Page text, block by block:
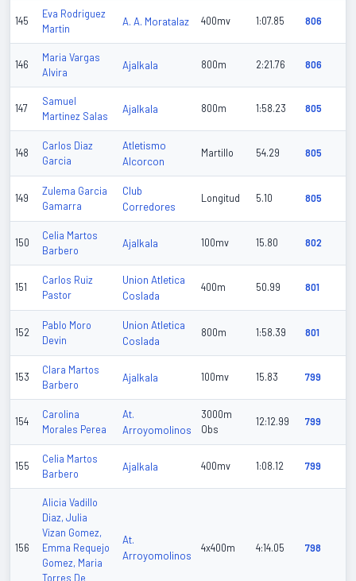
145
Eva Rodriguez
Martin
A. A. Moratalaz 400mv 1:07.85 806
146
Maria Vargas
Alvira
Ajalkala 800m 2:21.76 806
147
Samuel
Martinez Salas
Ajalkala 800m 1:58.23 805
148
Carlos Diaz
Garcia
Atletismo
Alcorcon
Martillo 54.29 805
149
Zulema Garcia
Gamarra
Club
Corredores
Longitud 5.10 805
150
Celia Martos
Barbero
Ajalkala 100mv 15.80 802
151
Carlos Ruiz
Pastor
Union Atletica
Coslada
400m 50.99 801
152
Pablo Moro
Devin
Union Atletica
Coslada
800m 1:58.39 801
153
Clara Martos
Barbero
Ajalkala 100mv 15.83 799
154
Carolina
Morales Perea
At.
Arroyomolinos
3000m
Obs
12:12.99 799
155
Celia Martos
Barbero
Ajalkala 400mv 1:08.12 799
156
Alicia Vadillo
Diaz, Julia
Vizan Gomez,
Emma Requejo
Gomez, Maria
Torres De
At.
Arroyomolinos
4x400m 4:14.05 798